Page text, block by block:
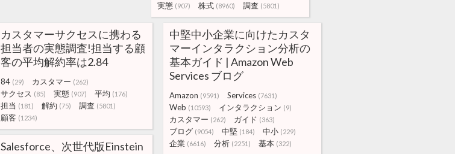
実態 (907) 株式 (8960) 調査 (5801)
カスタマーサクセスに携わる
担当者の実態調査!担当する顧
客の平均解約率は2.84
84 (29) カスタマー (262)
サクセス (85) 実態 (907) 平均 (176)
担当 (181) 解約 (75) 調査 (5801)
顧客 (1234)
中堅中小企業に向けたカスタ
マーインタラクション分析の
基本ガイド | Amazon Web
Services ブログ
Amazon (9591) Services (7631)
Web (10593) インタラクション (9)
カスタマー (262) ガイド (363)
ブログ (9054) 中堅 (184) 中小 (229)
企業 (6616) 分析 (2251) 基本 (322)
Salesforce、次世代版Einstein